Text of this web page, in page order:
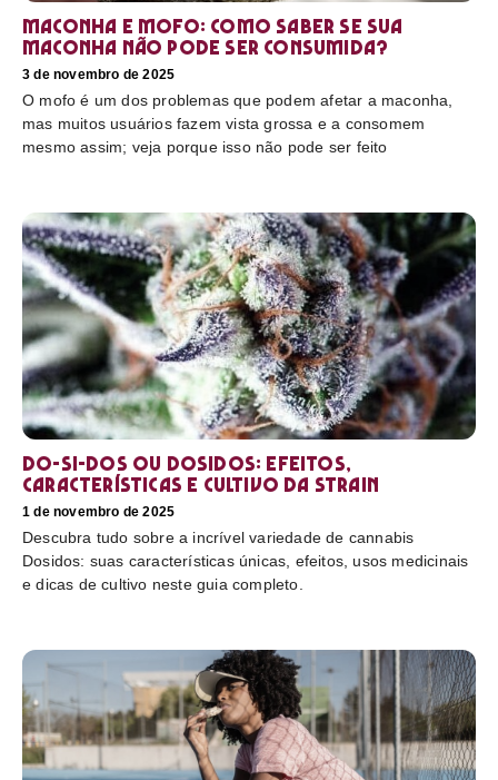
Maconha e mofo: como saber se sua
maconha não pode ser consumida?
3 de novembro de 2025
O mofo é um dos problemas que podem afetar a maconha,
mas muitos usuários fazem vista grossa e a consomem
mesmo assim; veja porque isso não pode ser feito
Do-Si-Dos ou Dosidos: efeitos,
características e cultivo da strain
1 de novembro de 2025
Descubra tudo sobre a incrível variedade de cannabis
Dosidos: suas características únicas, efeitos, usos medicinais
e dicas de cultivo neste guia completo.